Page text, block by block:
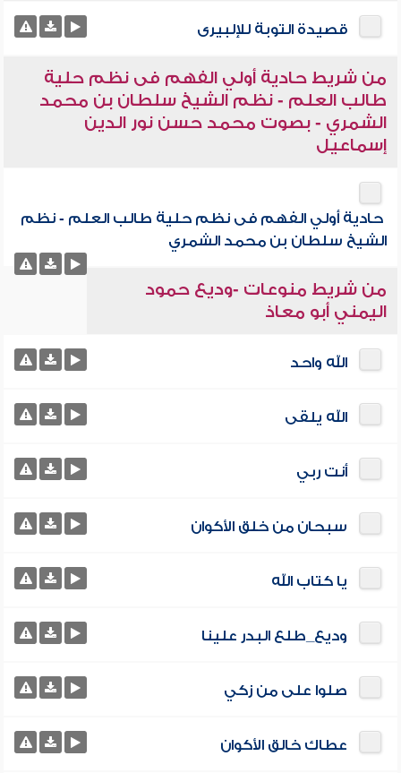
قصيدة التوبة للإلبيرى
من شريط حادية أولي الفهم فى نظم حلية
طالب العلم - نظم الشيخ سلطان بن محمد
الشمري - بصوت محمد حسن نور الدين
إسماعيل
حادية أولي الفهم فى نظم حلية طالب العلم - نظم
الشيخ سلطان بن محمد الشمري
من شريط منوعات -وديع حمود
اليمني أبو معاذ
الله واحد
الله يلقى
أنت ربي
سبحان من خلق الأكوان
يا كتاب الله
وديع_طلع البدر علينا
صلوا على من زكي
عطاك خالق الأكوان